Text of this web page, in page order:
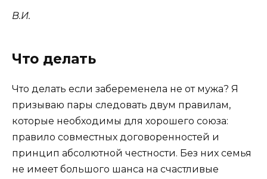
В.И.
Что делать
Что делать если забеременела не от мужа? Я
призываю пары следовать двум правилам,
которые необходимы для хорошего союза:
правило совместных договоренностей и
принцип абсолютной честности. Без них семья
не имеет большого шанса на счастливые